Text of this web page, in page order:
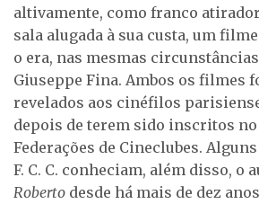
altivamente, como franco
sala alugada à sua custa, um
o era, nas mesmas
Giuseppe Fina. Ambos os filmes
revelados aos cinéfilos
depois de terem sido inscritos no
Federações de Cineclubes.
F. C. C. conheciam, além disso, o
Roberto desde há mais de dez